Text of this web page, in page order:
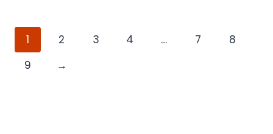
1 2 3 4 … 7
8
9
→